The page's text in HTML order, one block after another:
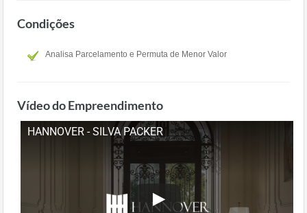
Condições
Analisa Parcelamento e Permuta de Menor Valor
Vídeo do Empreendimento
HANNOVER - SILVA PACKER